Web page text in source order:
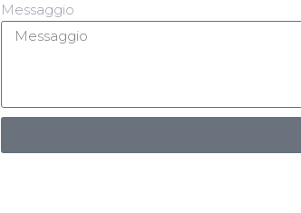
Messaggio